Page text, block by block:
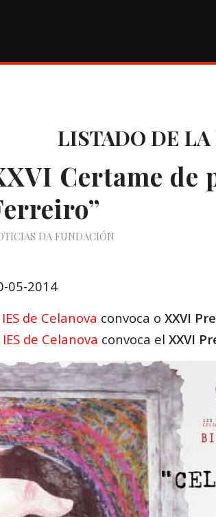
LISTADO DE
Certame de
DA FUNDACIÓN
05-2014
IES de Celanova convoca o XXVI
IES de Celanova convoca el XXVI